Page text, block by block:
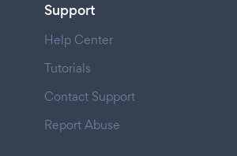
Support
Help Center
Tutorials
Contact Support
Report Abuse